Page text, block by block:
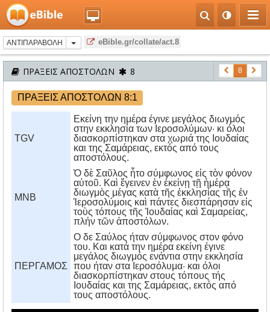
ΑΝΤΙΠΑΡΑΒΟΛΗ eBible.gr/collate/act.8
ΠΡΑΞΕΙΣ ΑΠΟΣΤΟΛΩΝ 8 8
ΠΡΑΞΕΙΣ ΑΠΟΣΤΟΛΩΝ 8:1
TGV
Εκείνη την ημέρα έγινε μεγάλος διωγμός
στην εκκλησία των Ιεροσολύμων· κι όλοι
διασκορπίστηκαν στα χωριά της Ιουδαίας
και της Σαμάρειας, εκτός από τους
αποστόλους.
MNB
Ὁ δὲ Σαῦλος ἦτο σύμφωνος εἰς τὸν φόνον
αὐτοῦ. Καὶ ἔγεινεν ἐν ἐκείνῃ τῇ ἡμέρᾳ
διωγμὸς μέγας κατὰ τῆς ἐκκλησίας τῆς ἐν
Ἱεροσολύμοις καὶ πάντες διεσπάρησαν εἰς
τοὺς τόπους τῆς Ἰουδαίας καὶ Σαμαρείας,
πλήν τῶν ἀποστόλων.
ΠΕΡΓΑΜΟΣ
O δε Σαύλος ήταν σύμφωνος στον φόνο
του. Kαι κατά την ημέρα εκείνη έγινε
μεγάλος διωγμός ενάντια στην εκκλησία
που ήταν στα Iεροσόλυμα· και όλοι
διασκορπίστηκαν στους τόπους τής
Iουδαίας και της Σαμάρειας, εκτός από
τους αποστόλους.